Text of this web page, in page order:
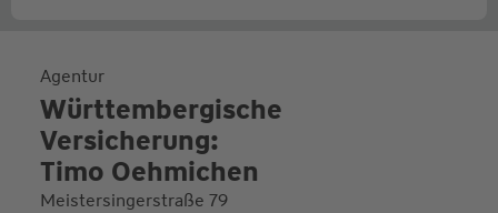
Agentur
Württembergische
Versicherung:
Timo Oehmichen
Meistersingerstraße 79